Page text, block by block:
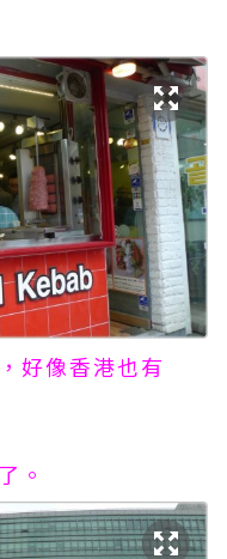
好像香港也有
。